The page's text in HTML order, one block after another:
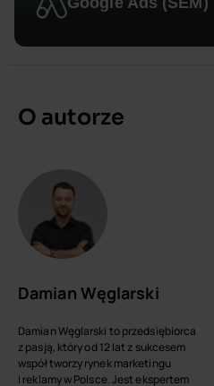
O autorze
Damian Węglarski
Damian Węglarski to przedsiębiorca
z pasją, który od 12 lat z sukcesem
współtworzy rynek marketingu
i reklamy w Polsce. Jest ekspertem